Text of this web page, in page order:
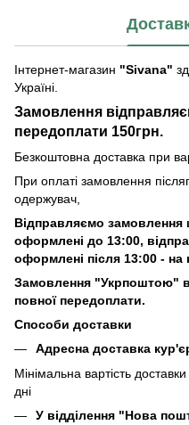
Інтернет-магазин "Sivana"
Україні.
Замовлення
передоплати 150грн.
Безкоштовна доставка при
При оплаті замовлення
одержувач,
Відправляємо
оформлені до 13:00,
оформлені після 13:00 - на
Замовлення "Укрпоштою"
повної передоплати.
Способи доставки
Адресна доставка
Мінімальна вартість
дні
У відділення "Нова